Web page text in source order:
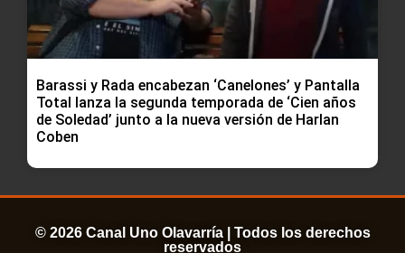
Barassi y Rada encabezan ‘Canelones’ y Pantalla
Total lanza la segunda temporada de ‘Cien años
de Soledad’ junto a la nueva versión de Harlan
Coben
© 2026 Canal Uno Olavarría | Todos los derechos
reservados